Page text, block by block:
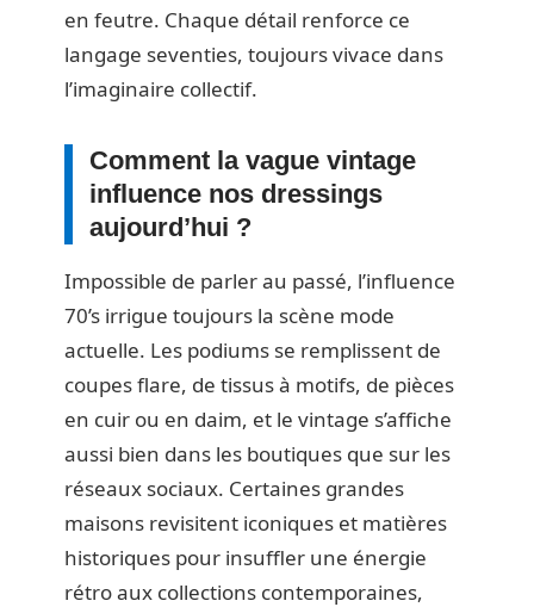
en feutre. Chaque détail renforce ce
langage seventies, toujours vivace dans
l’imaginaire collectif.
Comment la vague vintage
influence nos dressings
aujourd’hui ?
Impossible de parler au passé, l’influence
70’s irrigue toujours la scène mode
actuelle. Les podiums se remplissent de
coupes flare, de tissus à motifs, de pièces
en cuir ou en daim, et le vintage s’affiche
aussi bien dans les boutiques que sur les
réseaux sociaux. Certaines grandes
maisons revisitent iconiques et matières
historiques pour insuffler une énergie
rétro aux collections contemporaines,